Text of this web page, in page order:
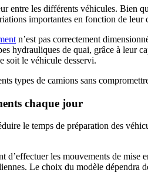
entre les différents véhicules. Bien
importantes en fonction de leur
n’est pas correctement
de quai, grâce à leur
soit le véhicule desservi.
types de camions sans
chaque jour
le temps de préparation des
d’effectuer les mouvements de
Le choix du modèle dépendra